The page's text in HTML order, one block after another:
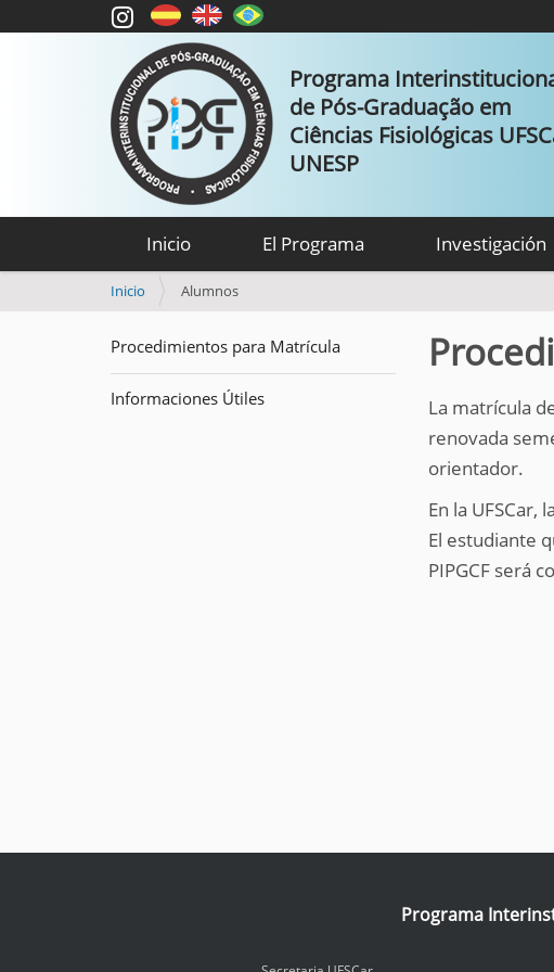
Programa
de Pós-Graduação em
Ciências Fisiológicas
UNESP
Inicio El Programa Investigación
U
e
d
e
Inicio Alumnos
Procedimientos para Matrícula
Informaciones Útiles
La matrícula
renovada
orientador.
En la UFSCar,
El estudiante
PIPGCF será
Programa